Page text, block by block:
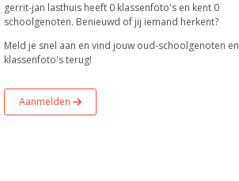
gerrit-jan lasthuis heeft 0 klassenfoto's en kent 0
schoolgenoten. Benieuwd of jij iemand herkent?
Meld je snel aan en vind jouw oud-schoolgenoten en
klassenfoto's terug!
Aanmelden